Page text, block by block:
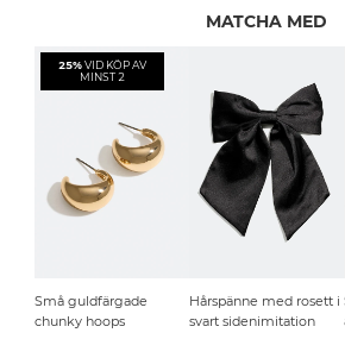
MATCHA MED
25% VID KÖP AV
MINST 2
Små guldfärgade
chunky hoops
Hårspänne med rosett i
svart sidenimitation